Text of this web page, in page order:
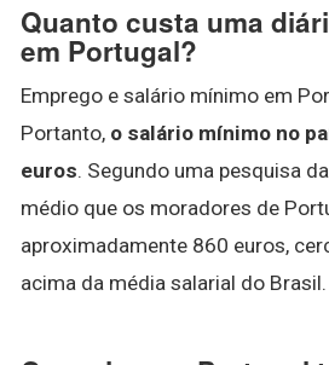
Quanto custa uma
em Portugal?
Emprego e salário mínimo em
Portanto, o salário mínimo no
euros. Segundo uma pesquisa
médio que os moradores de
aproximadamente 860 euros,
acima da média salarial do Brasil.